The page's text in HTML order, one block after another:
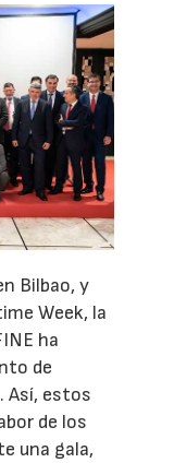
Bilbao, y
Week, la
ha
de
Así, estos
de los
una gala,